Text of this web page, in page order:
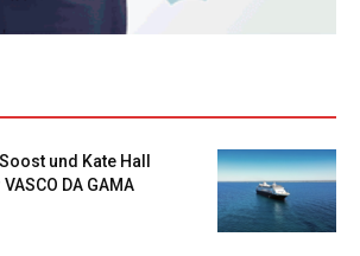
und Kate Hall
DA GAMA